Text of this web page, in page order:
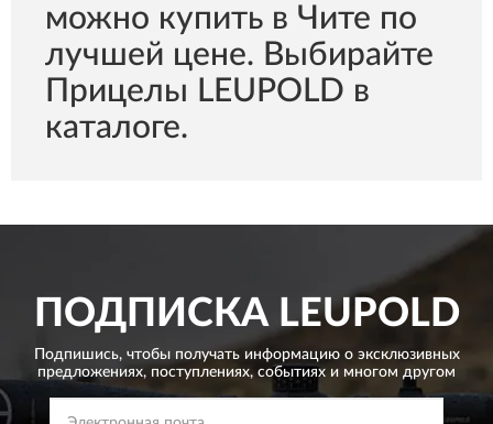
можно купить в Чите по
лучшей цене. Выбирайте
Прицелы LEUPOLD в
каталоге.
ПОДПИСКАLEUPOLD
Подпишись, чтобы получать информацию о эксклюзивных
предложениях, поступлениях, событиях и многом другом